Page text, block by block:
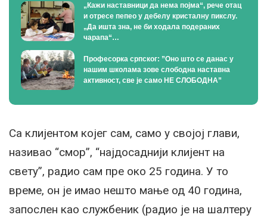
„Кажи наставници да нема појма“, рече отац
и отресе пепео у дебелу кристалну пикслу.
„Да ишта зна, не би ходала подераних
чарапа“…
Професорка српског: ”Оно што се данас у
нашим школама зове слободна наставна
активност, све је само НЕ СЛОБОДНА”
Са клијентом којег сам, само у својој глави,
називао “смор”, “најдосаднији клијент на
свету”, радио сам пре око 25 година. У то
време, он је имао нешто мање од 40 година,
запослен као службеник (радио је на шалтеру